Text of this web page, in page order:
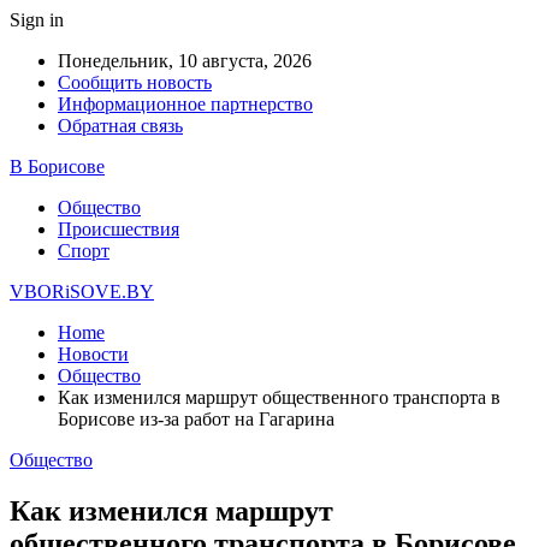
Sign in
Понедельник, 10 августа, 2026
Сообщить новость
Информационное партнерство
Обратная связь
В Борисове
Общество
Происшествия
Спорт
VBORiSOVE.BY
Home
Новости
Общество
Как изменился маршрут общественного транспорта в
Борисове из-за работ на Гагарина
Общество
Как изменился маршрут